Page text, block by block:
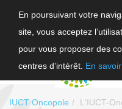
En poursuivant votre
site, vous acceptez
pour vous proposer des
centres d’intérêt. En
IUCT Oncopole L'IUCT-